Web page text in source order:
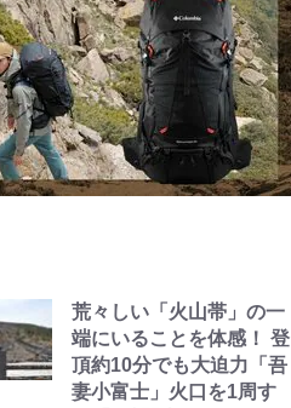
荒々しい「火山帯」の一
端にいることを体感！ 登
頂約10分でも大迫力「吾
妻小富士」火口を1周す